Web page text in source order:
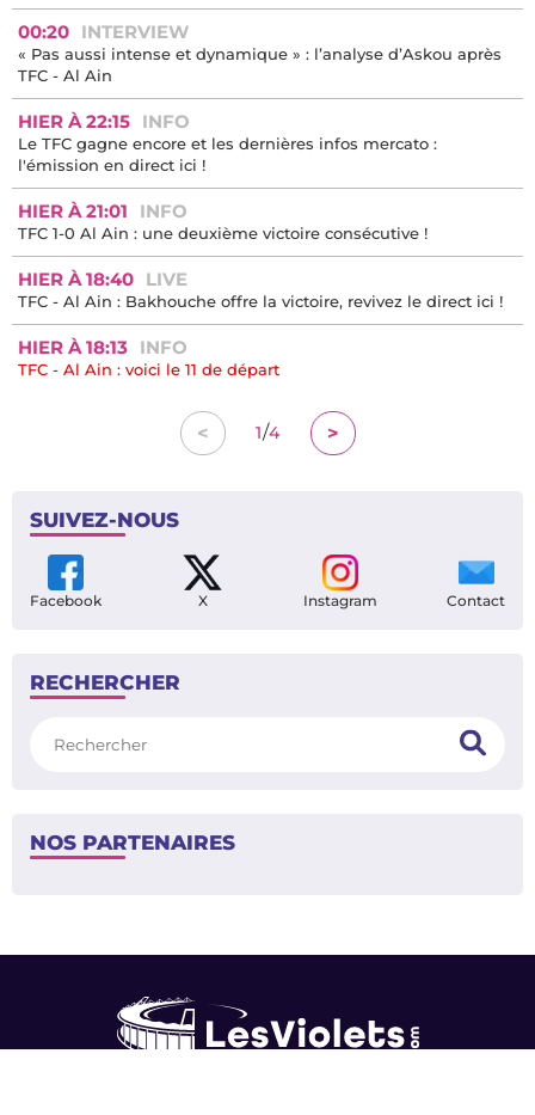
00:20 INTERVIEW
« Pas aussi intense et dynamique » : l’analyse d’Askou après
TFC - Al Ain
HIER À 22:15 INFO
Le TFC gagne encore et les dernières infos mercato :
l'émission en direct ici !
HIER À 21:01 INFO
TFC 1-0 Al Ain : une deuxième victoire consécutive !
HIER À 18:40 LIVE
TFC - Al Ain : Bakhouche offre la victoire, revivez le direct ici !
HIER À 18:13 INFO
TFC - Al Ain : voici le 11 de départ
< 1/4 >
SUIVEZ-NOUS
Facebook X Instagram Contact
RECHERCHER
NOS PARTENAIRES